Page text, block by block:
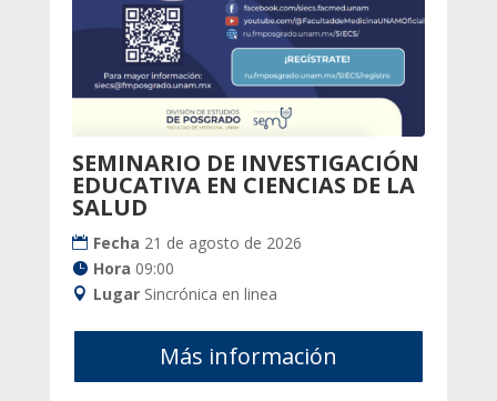
SEMINARIO DE INVESTIGACIÓN
EDUCATIVA EN CIENCIAS DE LA
SALUD
Fecha 21 de agosto de 2026
Hora 09:00
Lugar Sincrónica en linea
Más información